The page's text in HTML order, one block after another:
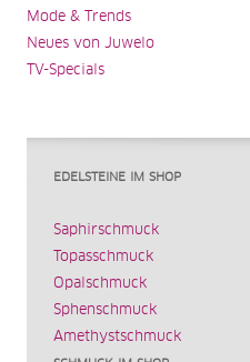
Mode & Trends
Neues von Juwelo
TV-Specials
EDELSTEINE IM SHOP
Saphirschmuck
Topasschmuck
Opalschmuck
Sphenschmuck
Amethystschmuck